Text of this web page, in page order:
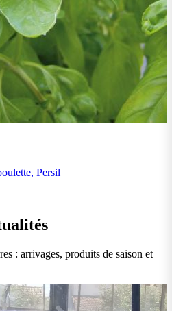
Persil
: arrivages, produits de saison et